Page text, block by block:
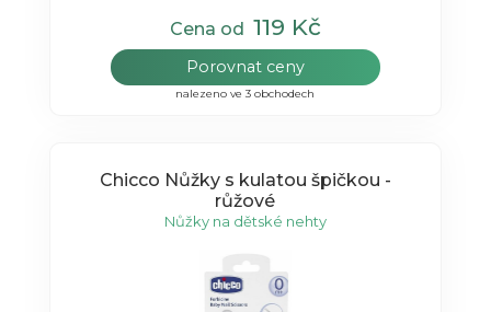
Cena od 119 Kč
Porovnat ceny
nalezeno ve 3 obchodech
Chicco Nůžky s kulatou špičkou -
růžové
Nůžky na dětské nehty